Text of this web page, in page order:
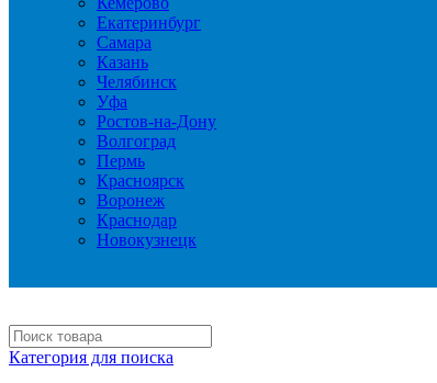
Екатеринбург
Самара
Казань
Челябинск
Уфа
Ростов-на-Дону
Волгоград
Пермь
Красноярск
Воронеж
Краснодар
Новокузнецк
Категория для поиска